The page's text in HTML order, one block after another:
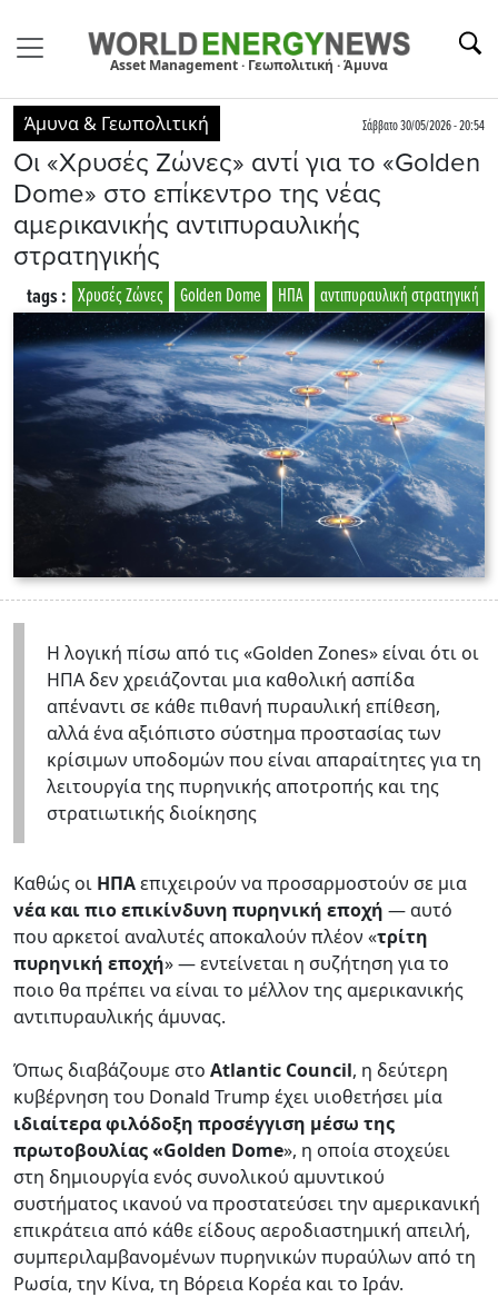
Asset Management · Γεωπολιτική · Άμυνα
Άμυνα & Γεωπολιτική Σάββατο 30/05/2026 - 20:54
Οι «Χρυσές Ζώνες» αντί για το «Golden
Dome» στο επίκεντρο της νέας
αμερικανικής αντιπυραυλικής
στρατηγικής
αντιπυραυλική στρατηγική
ΗΠΑ
Golden Dome
Χρυσές Ζώνες
tags :
Η λογική πίσω από τις «Golden Zones» είναι ότι οι
ΗΠΑ δεν χρειάζονται μια καθολική ασπίδα
απέναντι σε κάθε πιθανή πυραυλική επίθεση,
αλλά ένα αξιόπιστο σύστημα προστασίας των
κρίσιμων υποδομών που είναι απαραίτητες για τη
λειτουργία της πυρηνικής αποτροπής και της
στρατιωτικής διοίκησης
Καθώς οι ΗΠΑεπιχειρούν να προσαρμοστούν σε μια
νέα και πιο επικίνδυνη πυρηνική εποχή — αυτό
που αρκετοί αναλυτές αποκαλούν πλέον «τρίτη
πυρηνική εποχή» — εντείνεται η συζήτηση για το
ποιο θα πρέπει να είναι το μέλλον της αμερικανικής
αντιπυραυλικής άμυνας.
Όπως διαβάζουμε στο Atlantic Council, η δεύτερη
κυβέρνηση του Donald Trump έχει υιοθετήσει μία
ιδιαίτερα φιλόδοξη προσέγγιση μέσω της
πρωτοβουλίας «Golden Dome», η οποία στοχεύει
στη δημιουργία ενός συνολικού αμυντικού
συστήματος ικανού να προστατεύσει την αμερικανική
επικράτεια από κάθε είδους αεροδιαστημική απειλή,
συμπεριλαμβανομένων πυρηνικών πυραύλων από τη
Ρωσία, την Κίνα, τη Βόρεια Κορέα και το Ιράν.